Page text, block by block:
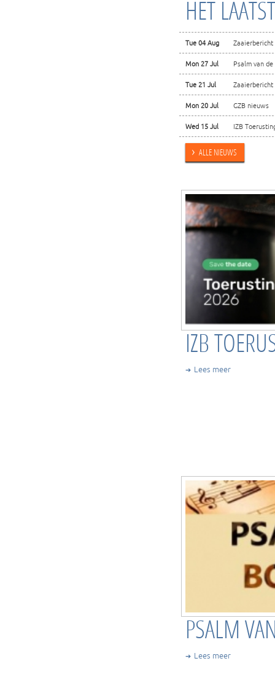
HET
Tue 04 Aug Zaaierbericht
Mon 27 Jul Psalm van
Tue 21 Jul Zaaierbericht
Mon 20 Jul GZB nieuws
Wed 15 Jul IZB
› ALLE NIEUWS
IZB
➔ Lees meer
PSALM
➔ Lees meer